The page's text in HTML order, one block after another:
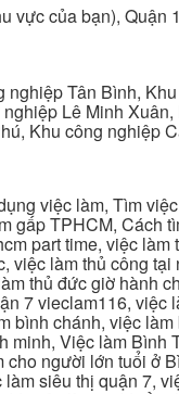
của bạn),
Tân Bình,
Lê Minh
Khu công nghiệp
việc làm, Tìm
TPHCM,
part time, việc
làm thủ công
thủ đức giờ hành
vieclam116,
bình chánh, việc làm
Việc làm
người lớn tuổi ở
siêu thị quận 7,